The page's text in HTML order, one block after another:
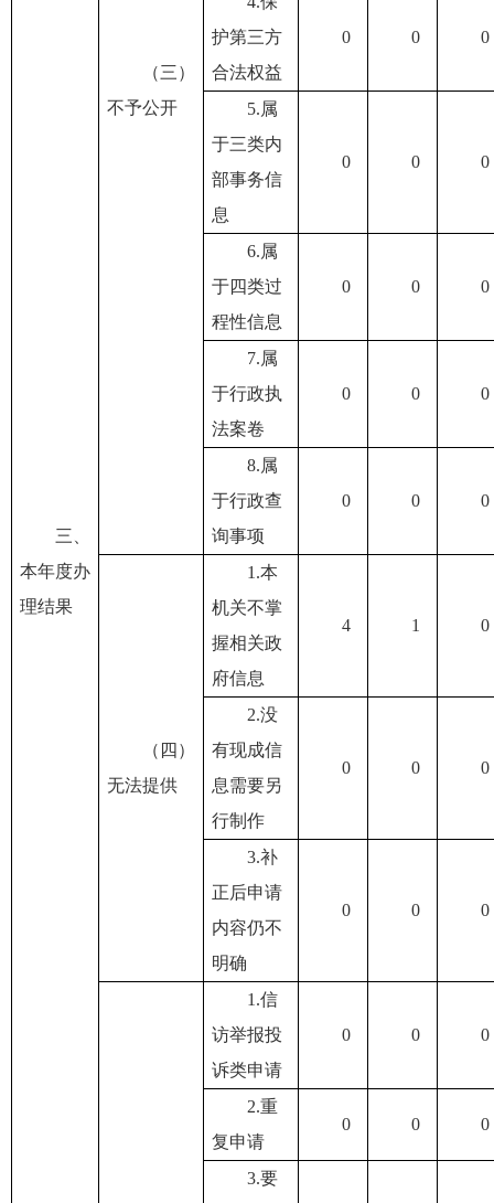
三、
本年度办
理结果
（三）
不予公开
护第三方
合法权益
0 0 0
5.属
于三类内
部事务信
息
0 0 0
6.属
于四类过
程性信息
0 0 0
7.属
于行政执
法案卷
0 0 0
8.属
于行政查
询事项
0 0 0
（四）
无法提供
1.本
机关不掌
握相关政
府信息
4 1 0
2.没
有现成信
息需要另
行制作
0 0 0
3.补
正后申请
内容仍不
明确
0 0 0
1.信
访举报投
诉类申请
0 0 0
2.重
复申请
0 0 0
3.要